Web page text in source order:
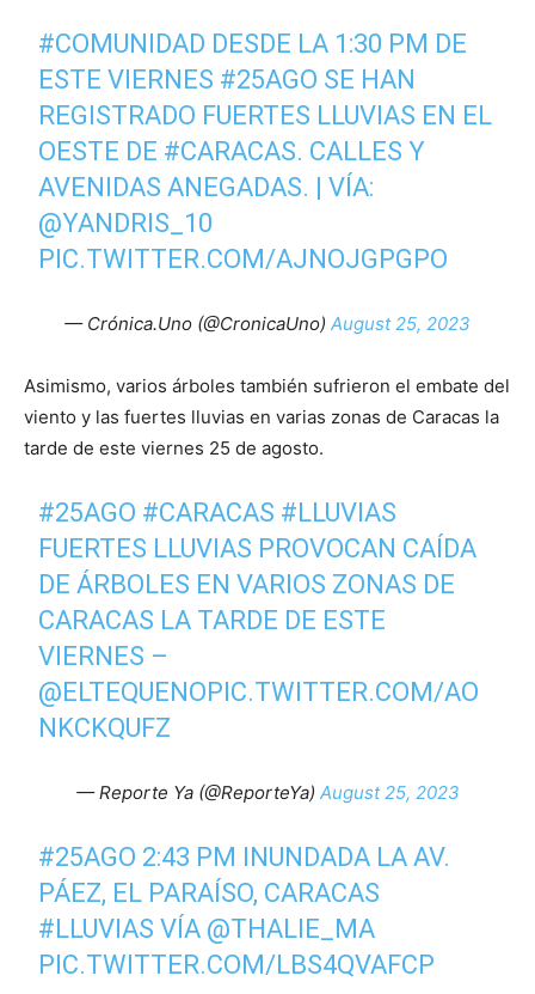
#COMUNIDAD DESDE LA 1:30 PM DE
ESTE VIERNES #25AGO SE HAN
REGISTRADO FUERTES LLUVIAS EN EL
OESTE DE #CARACAS. CALLES Y
AVENIDAS ANEGADAS. | VÍA:
@YANDRIS_10
PIC.TWITTER.COM/AJNOJGPGPO
— Crónica.Uno (@CronicaUno) August 25, 2023
Asimismo, varios árboles también sufrieron el embate del
viento y las fuertes lluvias en varias zonas de Caracas la
tarde de este viernes 25 de agosto.
#25AGO #CARACAS #LLUVIAS
FUERTES LLUVIAS PROVOCAN CAÍDA
DE ÁRBOLES EN VARIOS ZONAS DE
CARACAS LA TARDE DE ESTE
VIERNES –
@ELTEQUENOPIC.TWITTER.COM/AO
NKCKQUFZ
— Reporte Ya (@ReporteYa) August 25, 2023
#25AGO 2:43 PM INUNDADA LA AV.
PÁEZ, EL PARAÍSO, CARACAS
#LLUVIAS VÍA @THALIE_MA
PIC.TWITTER.COM/LBS4QVAFCP